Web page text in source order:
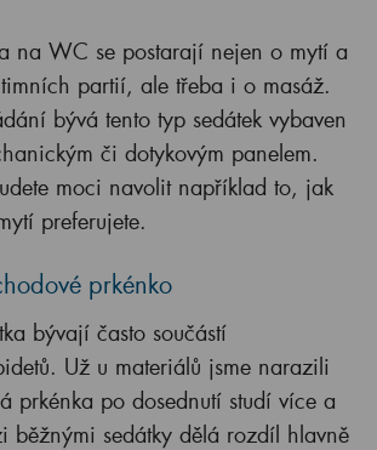
na WC se postarají nejen o mytí a
partií, ale třeba i o masáž.
bývá tento typ sedátek vybaven
či dotykovým panelem.
moci navolit například to, jak
preferujete.
prkénko
bývají často součástí
Už u materiálů jsme narazili
prkénka po dosednutí studí více a
běžnými sedátky dělá rozdíl hlavně